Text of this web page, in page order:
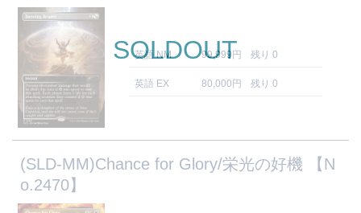
英語 NM 99,999円 残り 0
英語 EX 80,000円 残り 0
SOLDOUT
(SLD-MM)Chance for Glory/栄光の好機 【N
o.2470】